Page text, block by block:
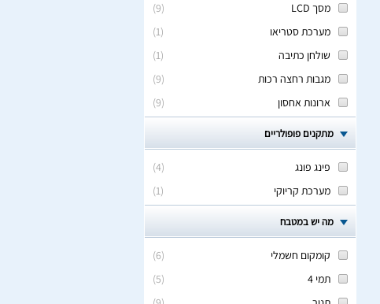
(
9
)
מסך LCD
(
1
)
מערכת סטריאו
(
1
)
שולחן כתיבה
(
9
)
מגבות רחצה רכות
(
9
) ארונות אחסון
מתקנים פופולריים
(
4
)
פינג פונג
(
1
) מערכת קריוקי
מה יש במטבח
(
6
)
קומקום חשמלי
(
5
)
תמי 4